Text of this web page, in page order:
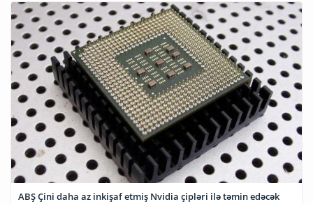
ABŞ Çini daha az inkişaf etmiş Nvidia çipləri ilə təmin edəcək